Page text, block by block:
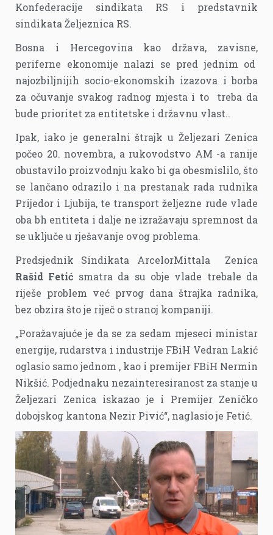
Konfederacije sindikata RS i predstavnik
sindikata Željeznica RS.
Bosna i Hercegovina kao država, zavisne,
periferne ekonomije nalazi se pred jednim od
najozbiljnijih socio-ekonomskih izazova i borba
za očuvanje svakog radnog mjesta i to treba da
bude prioritet za entitetske i državnu vlast..
Ipak, iako je generalni štrajk u Željezari Zenica
počeo 20. novembra, a rukovodstvo AM -a ranije
obustavilo proizvodnju kako bi ga obesmislilo, što
se lančano odrazilo i na prestanak rada rudnika
Prijedor i Ljubija, te transport željezne rude vlade
oba bh entiteta i dalje ne izražavaju spremnost da
se uključe u rješavanje ovog problema.
Predsjednik Sindikata ArcelorMittala Zenica
Rašid Fetić smatra da su obje vlade trebale da
riješe problem već prvog dana štrajka radnika,
bez obzira što je riječ o stranoj kompaniji.
„Poražavajuće je da se za sedam mjeseci ministar
energije, rudarstva i industrije FBiH Vedran Lakić
oglasio samo jednom , kao i premijer FBiH Nermin
Nikšić. Podjednaku nezainteresiranost za stanje u
Željezari Zenica iskazao je i Premijer Zeničko
dobojskog kantona Nezir Pivić“, naglasio je Fetić.